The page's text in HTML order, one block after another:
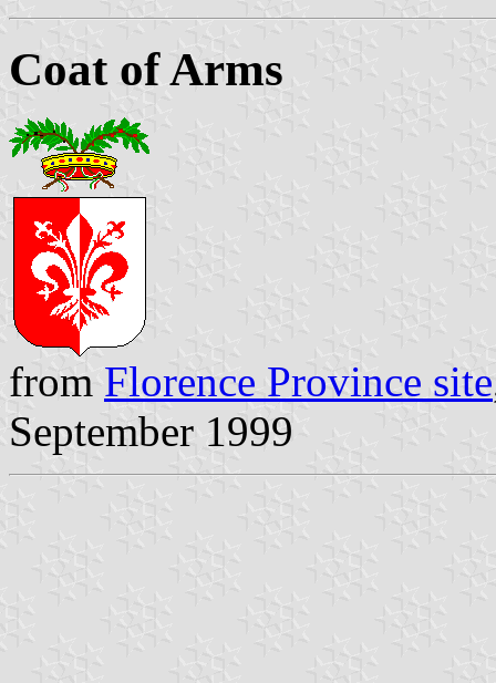
Coat of Arms
from Florence Province site
September 1999